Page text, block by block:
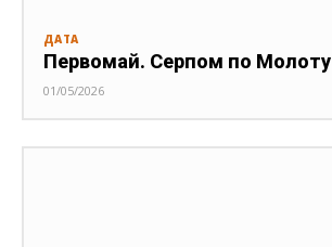
ДАТА
Первомай. Серпом по Молоту
01/05/2026